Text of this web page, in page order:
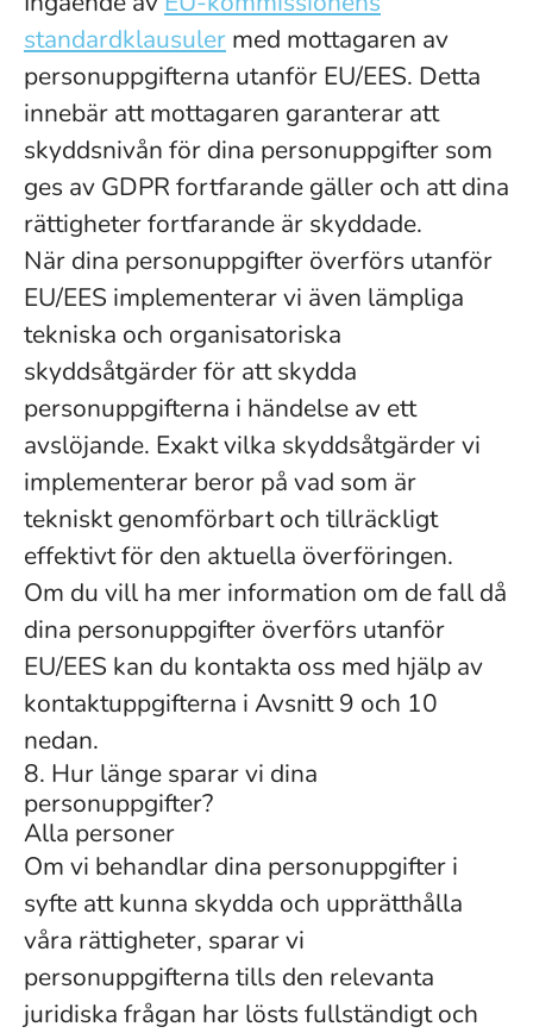
standardklausuler med mottagaren av
personuppgifterna utanför EU/EES. Detta
innebär att mottagaren garanterar att
skyddsnivån för dina personuppgifter som
ges av GDPR fortfarande gäller och att dina
rättigheter fortfarande är skyddade.
När dina personuppgifter överförs utanför
EU/EES implementerar vi även lämpliga
tekniska och organisatoriska
skyddsåtgärder för att skydda
personuppgifterna i händelse av ett
avslöjande. Exakt vilka skyddsåtgärder vi
implementerar beror på vad som är
tekniskt genomförbart och tillräckligt
effektivt för den aktuella överföringen.
Om du vill ha mer information om de fall då
dina personuppgifter överförs utanför
EU/EES kan du kontakta oss med hjälp av
kontaktuppgifterna i Avsnitt 9 och 10
nedan.
8. Hur länge sparar vi dina
personuppgifter?
Alla personer
Om vi ​​behandlar dina personuppgifter i
syfte att kunna skydda och upprätthålla
våra rättigheter, sparar vi
personuppgifterna tills den relevanta
juridiska frågan har lösts fullständigt och